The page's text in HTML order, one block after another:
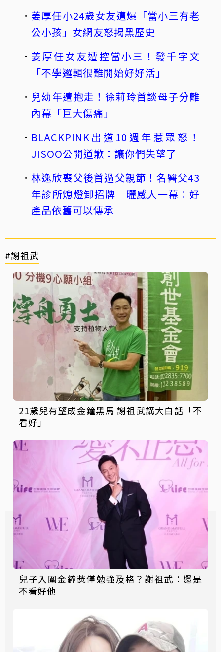
姜厚任小24歲女友遭爆「當小三有老
公小孩」女網友怒揭黑歷史
姜厚任女友遭控當小三！發千字文
「不學邏輯很難開始好好活」
兒幼年遭抱走！徐莉玲首談母子分離
內幕「巨大傷痛」
BLACKPINK出道10週年惹眾怒！
JISOO公開道歉：讓你們失望了
林逸欣喪父後首過父親節！名醫父43
年診所熄燈卸招牌 曬感人一幕：好
產品依舊可以傳承
#謝祖武
21歲兒有望成金鐘黑馬 謝祖武講大白話「不
看好」
兒子入圍金鐘獎僅勉強及格？謝祖武：還是
不看好他